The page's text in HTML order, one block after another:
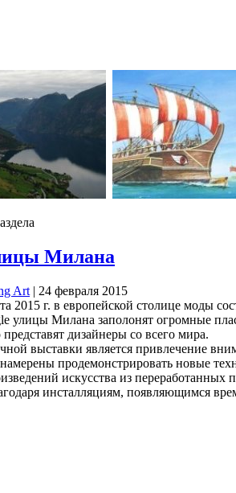
Милана
Art | 24 февраля 2015
2015 г. в европейской столице моды
улицы Милана заполонят огромные
дизайнеры со всего мира.
выставки является привлечение
продемонстрировать новые
искусства из
инсталляциям, появляющимся